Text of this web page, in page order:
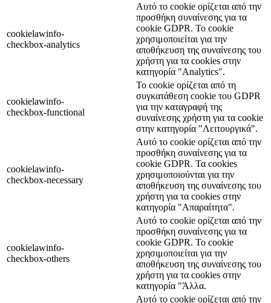
cookielawinfo-
checkbox-analytics
Αυτό το cookie ορίζεται από την
προσθήκη συναίνεσης για τα
cookie GDPR. Το cookie
χρησιμοποιείται για την
αποθήκευση της συναίνεσης του
χρήστη για τα cookies στην
κατηγορία "Analytics".
cookielawinfo-
checkbox-functional
Το cookie ορίζεται από τη
συγκατάθεση cookie του GDPR
για την καταγραφή της
συναίνεσης χρήστη για τα cookie
στην κατηγορία "Λειτουργικά".
cookielawinfo-
checkbox-necessary
Αυτό το cookie ορίζεται από την
προσθήκη συναίνεσης για τα
cookie GDPR. Τα cookies
χρησιμοποιούνται για την
αποθήκευση της συναίνεσης του
χρήστη για τα cookies στην
κατηγορία "Απαραίτητα".
cookielawinfo-
checkbox-others
Αυτό το cookie ορίζεται από την
προσθήκη συναίνεσης για τα
cookie GDPR. Το cookie
χρησιμοποιείται για την
αποθήκευση της συναίνεσης του
χρήστη για τα cookies στην
κατηγορία "Άλλα.
Αυτό το cookie ορίζεται από την